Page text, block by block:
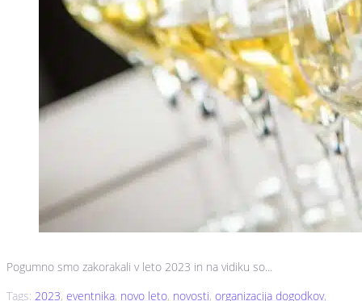
Pogumno smo zakorakali v leto 2023 in na vidiku so...
Tags: 2023, eventnika, novo leto, novosti, organizacija dogodkov,